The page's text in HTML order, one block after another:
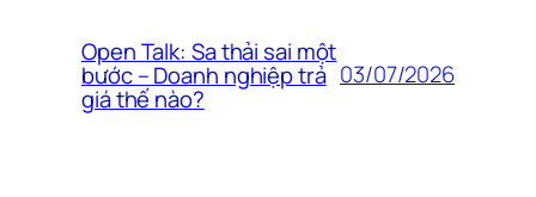
Open Talk: Sa thải sai một
bước – Doanh nghiệp trả
giá thế nào?
03/07/2026